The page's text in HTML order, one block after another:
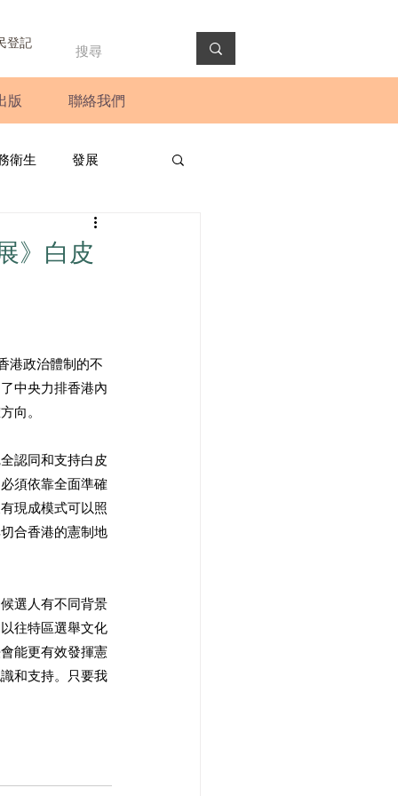
登記
版 聯絡我們
衛生 發展
圓桌會議
》白皮
港政治體制的不
中央力排香港內
向。
認同和支持白皮
須依靠全面準確
現成模式可以照
合香港的憲制地
選人有不同背景
往特區選舉文化
能更有效發揮憲
和支持。只要我